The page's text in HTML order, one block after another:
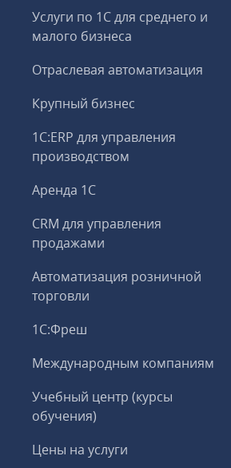
Услуги по 1С для среднего и
малого бизнеса
Отраслевая автоматизация
Крупный бизнес
1С:ERP для управления
производством
Аренда 1С
CRM для управления
продажами
Автоматизация розничной
торговли
1С:Фреш
Международным компаниям
Учебный центр (курсы
обучения)
Цены на услуги